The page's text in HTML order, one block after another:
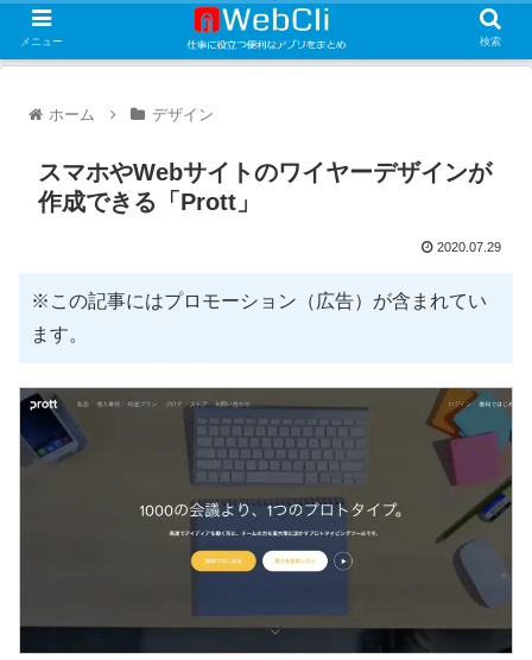
ホーム デザイン
スマホやWebサイトのワイヤーデザインが
作成できる「Prott」
2020.07.29
※この記事にはプロモーション（広告）が含まれてい
ます。
メニュー 検索